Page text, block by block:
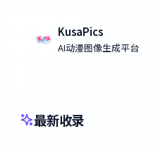
KusaPics
AI动漫图像生成平台
最新收录